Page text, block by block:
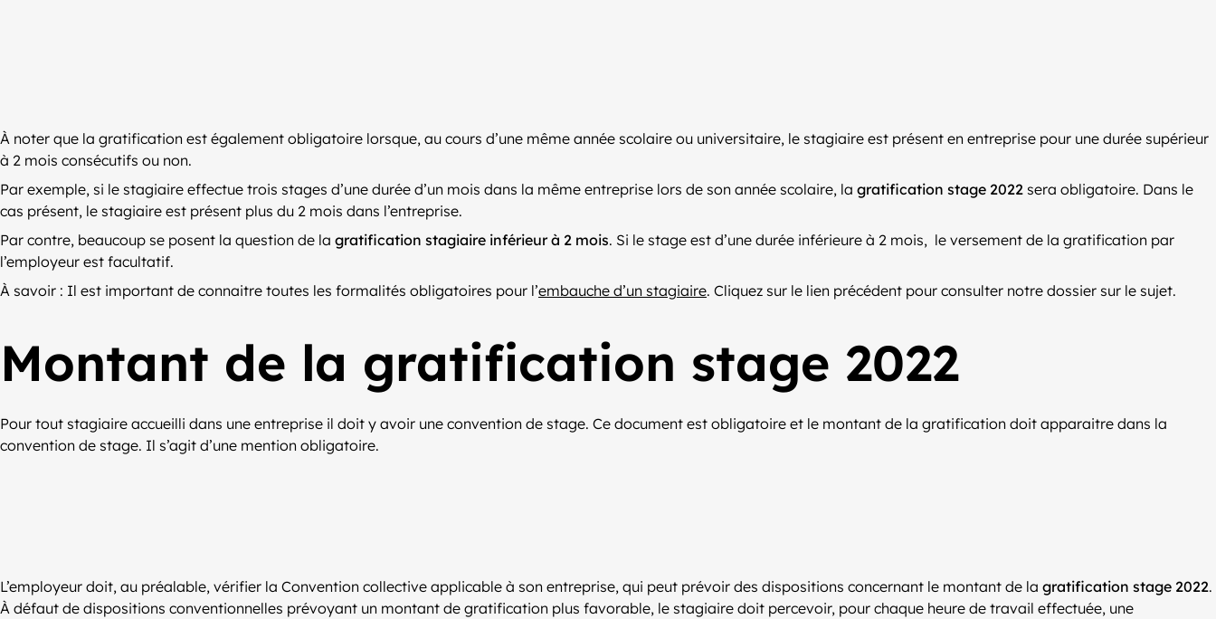
À noter que la gratification est également obligatoire lorsque, au cours d’une même année scolaire ou universitaire, le stagiaire est présent en entreprise pour une durée supérieur
à 2 mois consécutifs ou non.
Par exemple, si le stagiaire effectue trois stages d’une durée d’un mois dans la même entreprise lors de son année scolaire, la gratification stage 2022 sera obligatoire. Dans le
cas présent, le stagiaire est présent plus du 2 mois dans l’entreprise.
Par contre, beaucoup se posent la question de la gratification stagiaire inférieur à 2 mois. Si le stage est d’une durée inférieure à 2 mois, le versement de la gratification par
l’employeur est facultatif.
À savoir : Il est important de connaitre toutes les formalités obligatoires pour l’embauche d’un stagiaire. Cliquez sur le lien précédent pour consulter notre dossier sur le sujet.
Montant de la gratification stage 2022
Pour tout stagiaire accueilli dans une entreprise il doit y avoir une convention de stage. Ce document est obligatoire et le montant de la gratification doit apparaitre dans la
convention de stage. Il s’agit d’une mention obligatoire.
L’employeur doit, au préalable, vérifier la Convention collective applicable à son entreprise, qui peut prévoir des dispositions concernant le montant de la gratification stage 2022.
À défaut de dispositions conventionnelles prévoyant un montant de gratification plus favorable, le stagiaire doit percevoir, pour chaque heure de travail effectuée, une